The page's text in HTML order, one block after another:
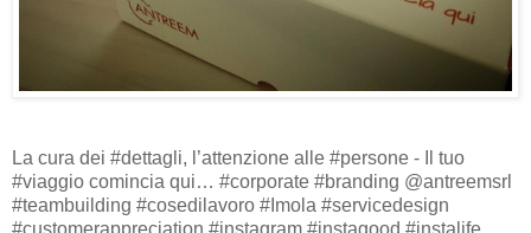
La cura dei #dettagli, l’attenzione alle #persone - Il tuo
#viaggio comincia qui… #corporate #branding @antreemsrl
#teambuilding #cosedilavoro #Imola #servicedesign
#customerappreciation #instagram #instagood #instalife